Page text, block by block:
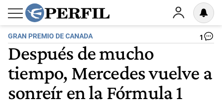
GRAN PREMIO DE CANADA 1
Después de mucho
tiempo, Mercedes vuelve a
sonreír en la Fórmula 1